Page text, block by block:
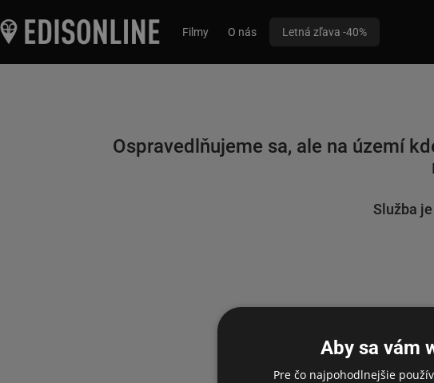
Filmy O nás Letná zľava -40%
Ospravedlňujeme sa, ale na území
Služba
Aby sa vám
Pre čo najpohodlnejšie